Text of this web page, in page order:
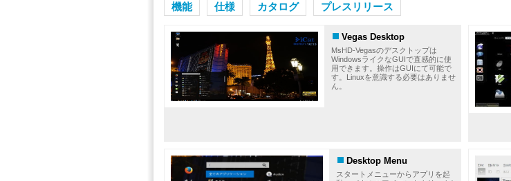
Vegas Desktop
MsHD-Vegasのデスクトップは
WindowsライクなGUIで直感的に使
用できます。操作はGUIにて可能で
す。Linuxを意識する必要はありませ
ん。
Desktop Menu
スタートメニューからアプリを起
機能 仕様 カタログ プレスリリース